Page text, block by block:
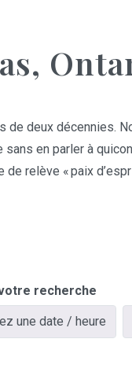
de deux décennies.
en parler à
relève « paix
recherche
une date / heure